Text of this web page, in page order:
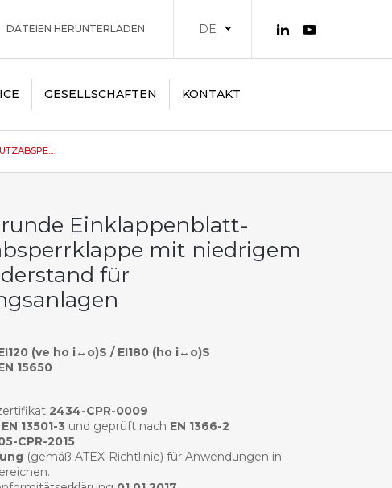
DATEIEN HERUNTERLADEN DE
GESELLSCHAFTEN KONTAKT
runde Einklappenblatt-
mit niedrigem
für
(ve ho i↔o)S / EI180 (ho i↔o)S
15650
2434-CPR-0009
EN 13501-3 und geprüft nach EN 1366-2
CPR-2015
(gemäß ATEX-Richtlinie) für Anwendungen in